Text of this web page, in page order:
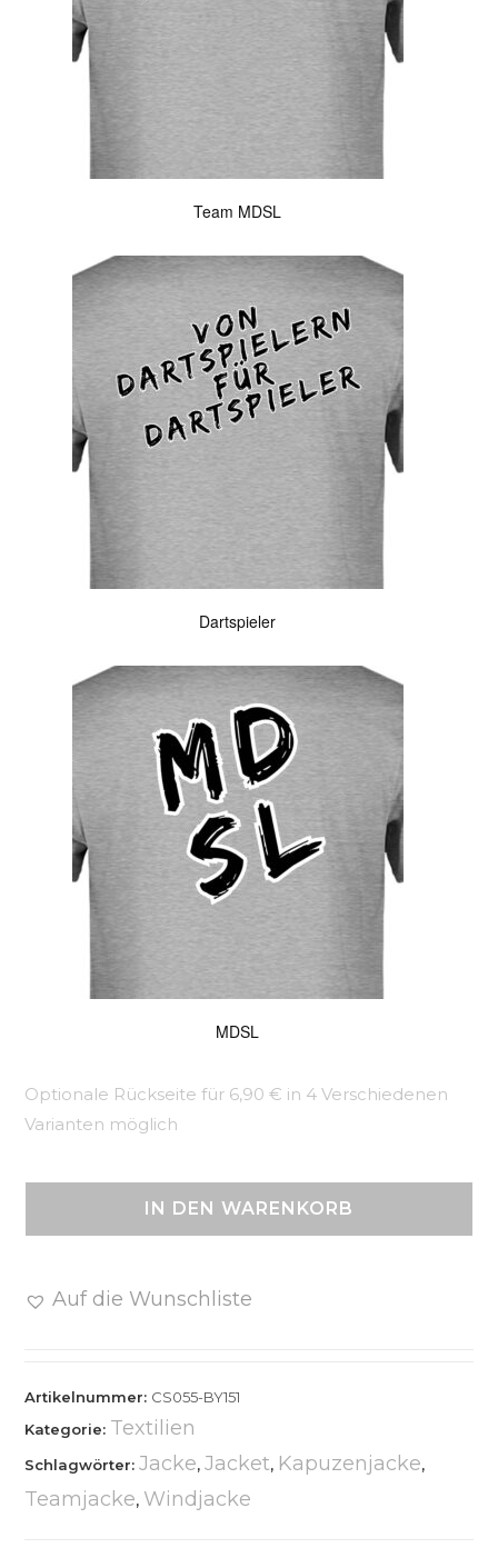
Team MDSL
Dartspieler
MDSL
Optionale Rückseite für 6,90 € in 4 Verschiedenen
Varianten möglich
IN DEN WARENKORB
Auf die Wunschliste
Artikelnummer: CS055-BY151
Kategorie: Textilien
Schlagwörter:Jacke,Jacket, Kapuzenjacke,
Teamjacke, Windjacke